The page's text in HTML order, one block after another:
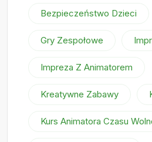
Bezpieczeństwo Dzieci
Gry Zespołowe
Impreza Z Animatorem
Kreatywne Zabawy
Kurs Animatora Czasu